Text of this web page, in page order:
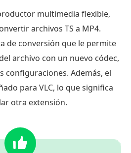
multimedia flexible,
archivos TS a MP4.
de conversión que le permite
archivo con un nuevo códec,
configuraciones. Además, el
para VLC, lo que significa
otra extensión.